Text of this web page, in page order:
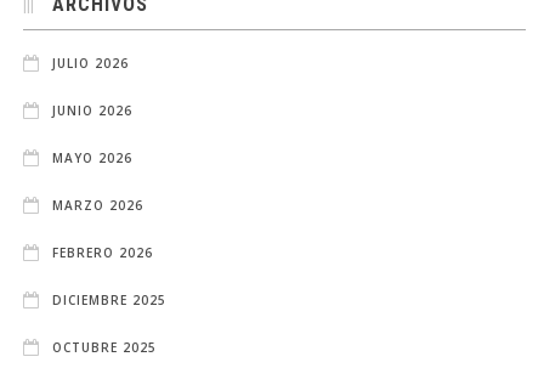
JULIO 2026
JUNIO 2026
MAYO 2026
MARZO 2026
FEBRERO 2026
DICIEMBRE 2025
OCTUBRE 2025